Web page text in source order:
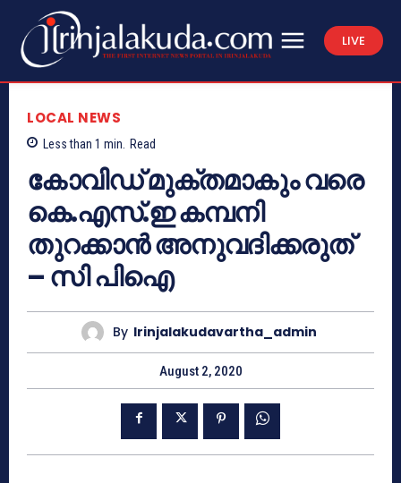
LIVE
LOCAL NEWS
Less than 1 min. Read
കോവിഡ് മുക്തമാകും വരെ
കെ.എസ്.ഇ കമ്പനി
തുറക്കാൻ അനുവദിക്കരുത്
– സി പിഐ
By Irinjalakudavartha_admin
August 2, 2020